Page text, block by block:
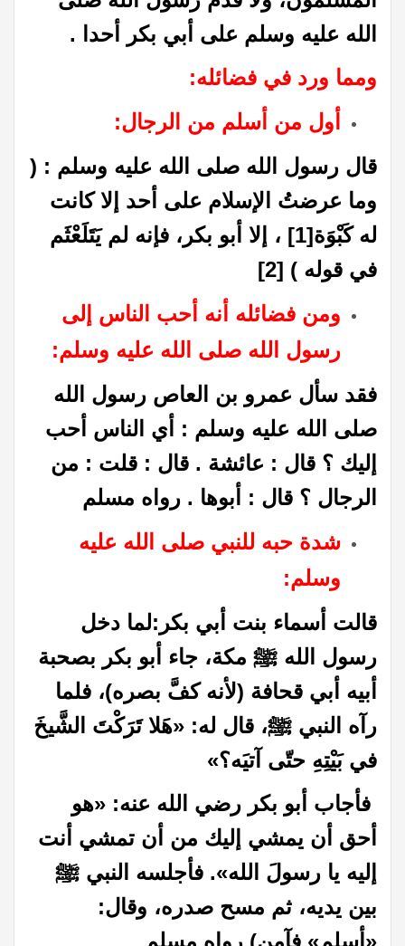
الله عليه وسلم على أبي بكر أحدا .
ومما ورد في فضائله:
أول من أسلم من الرجال:
قال رسول الله صلى الله عليه وسلم : (
وما عرضتُ الإسلام على أحد إلا كانت
له كَبْوَة[1]
، إلا أبو بكر، فإنه لم يَتَلَعْثَم
في قوله ) [2]
ومن فضائله أنه أحب الناس إلى
رسول الله صلى الله عليه وسلم:
فقد سأل عمرو بن العاص رسول الله
صلى الله عليه وسلم : أي الناس أحب
إليك ؟ قال : عائشة . قال : قلت : من
الرجال ؟ قال : أبوها . رواه مسلم
شدة حبه للنبي صلى الله عليه
وسلم:
قالت أسماء بنت أبي بكر:لما دخل
رسول الله ﷺ مكة، جاء أبو بكر بصحبة
أبيه أبي قحافة (لأنه كفَّ بصره)، فلما
رآه النبي ﷺ، قال له: «هَلا تَرَكْتَ الشَّيخَ
في بَيْتِهِ حتّى آتيَه؟»
فأجاب أبو بكر رضي الله عنه: «هو
أحق أن يمشي إليك من أن تمشي أنت
إليه يا رسولَ الله». فأجلسه النبي ﷺ
بين يديه، ثم مسح صدره، وقال:
«أسلم» فآمن) رواه مسلم